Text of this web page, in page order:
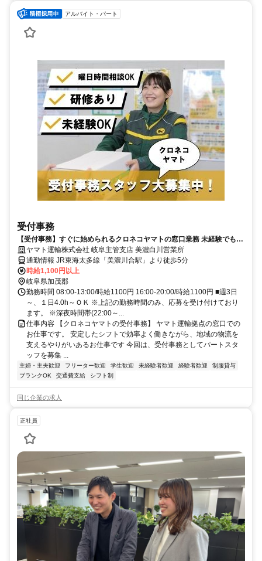
アルバイト・パート
受付事務
【受付事務】すぐに始められるクロネコヤマトの窓口業務 未経験でも安
心 安定勤務で長く働ける【パート募集】
ヤマト運輸株式会社 岐阜主管支店 美濃白川営業所
通勤情報 JR東海太多線「美濃川合駅」より徒歩5分
時給1,100円以上
岐阜県加茂郡
勤務時間 08:00-13:00/時給1100円 16:00-20:00/時給1100円 ■週3日
～、１日4.0h～ＯＫ ※上記の勤務時間のみ、応募を受け付けており
ます。 ※深夜時間帯(22:00～...
仕事内容 【クロネコヤマトの受付事務】 ヤマト運輸拠点の窓口での
お仕事です。 安定したシフトで効率よく働きながら、地域の物流を
支えるやりがいあるお仕事です 今回は、受付事務としてパートスタ
ッフを募集 ...
主婦・主夫歓迎 フリーター歓迎 学生歓迎 未経験者歓迎 経験者歓迎
制服貸与
ブランクOK
交通費支給 シフト制
同じ企業の求人
正社員